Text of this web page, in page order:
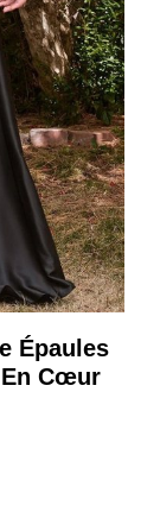
Épaules
En Cœur